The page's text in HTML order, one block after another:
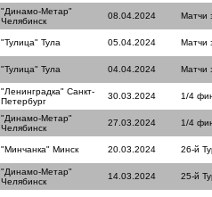
"Динамо-Метар"
Челябинск
08.04.2024 Матчи
"Тулица" Тула 05.04.2024 Матчи
"Тулица" Тула 04.04.2024 Матчи
"Ленинградка" Санкт-
Петербург
30.03.2024 1/4
"Динамо-Метар"
Челябинск
27.03.2024 1/4
"Минчанка" Минск 20.03.2024 26-й
"Динамо-Метар"
Челябинск
14.03.2024 25-й